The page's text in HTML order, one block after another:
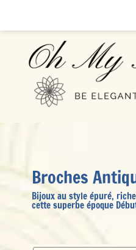
Broches
Bijoux au style épuré,
cette superbe époque